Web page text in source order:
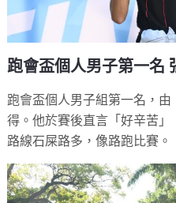
跑會盃個人男子第一名
跑會盃個人男子組第一名，
得。他於賽後直言「好辛苦
路線石屎路多，像路跑比賽。